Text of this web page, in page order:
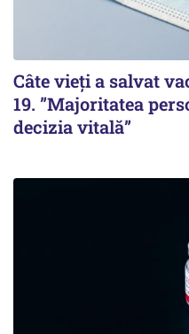
Câte vieți a salvat
19. ”Majoritatea
decizia vitală”